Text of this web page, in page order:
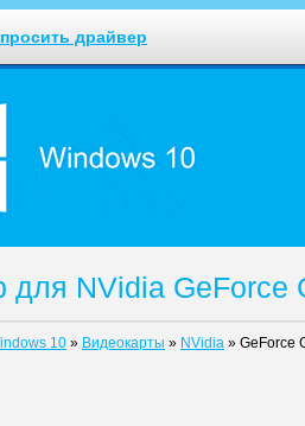
драйвер
для NVidia GeForce
10 » Видеокарты » NVidia » GeForce